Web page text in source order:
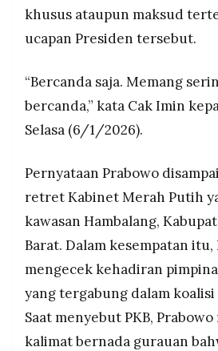
-
MEDIA
PRAMUDITA
khusus ataupun maksud
ucapan Presiden tersebut.
“Bercanda saja. Memang
bercanda,” kata Cak Imin
Selasa (6/1/2026).
Pernyataan Prabowo
retret Kabinet Merah Putih
kawasan Hambalang,
Barat. Dalam kesempatan itu,
mengecek kehadiran
yang tergabung dalam
Saat menyebut PKB,
kalimat bernada gurauan